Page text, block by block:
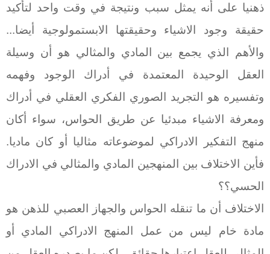
ذهنيا على أنه يمثل سبب ونتيجة في وقت واحد لتأكيد
حقيقة وجود الاشياء وحقيقتها الابستمولوجية أيضا...
والأهم الذي يجمع بين المادي والمثالي هو أن وسيلة
العقل الوحيدة المعتمدة في أدراك الوجود وفهمه
وتفسيره هو التجريد الصوري الفكري العقلي في أدراك
ومعرفة الاشياء مبدئيا عن طريق الحواس، سواء أكان
منهج التفكير الادراكي لموضوعاته مثاليا أو كان ماديا.
فأين الاختلاف بين المنهجين المادي والمثالي في الادراك
الحسي؟؟
الاختلاف أن ما تنقله الحواس والجهاز العصبي للذهن هو
مادة خام ليس من عمل المنهج الادراكي المادي أو